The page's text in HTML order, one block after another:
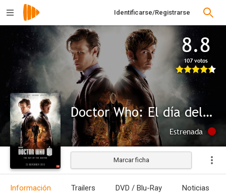
Identificarse/Registrarse
8.8
107 votos
Doctor Who: El día del Doctor
Estrenada
Marcar ficha
Información Trailers DVD / Blu-Ray Noticias